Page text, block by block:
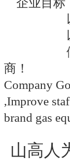
企业目标
以专技
以全
做客户
商！
Company
,Improve
brand gas
山高人